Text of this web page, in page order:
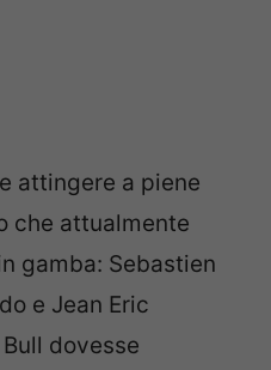
attingere a piene
che attualmente
gamba: Sebastien
e Jean Eric
dovesse